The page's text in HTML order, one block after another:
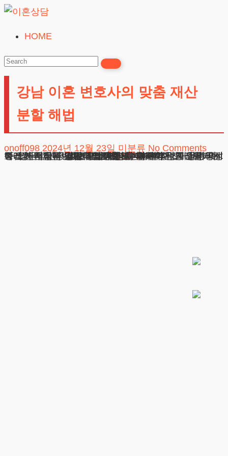
Skip
content
혼
상
HOME
강남 이혼 변호사의 맞춤 재산
분할 해법
onoff098 2024년 12월 23일 미분류 No Comments
강남 이혼 변호사의 맞춤 재산분할 해법 안녕하세요. 법무법인 테헤란 변호사입니다. 부부관계 정리 과정에서 가장 중요한 사안은 함께 일구어온 자산을 공정하게 분배하는 일입니다. 이는 현재 시점의 재물뿐 아니라 퇴직금과 같은 장래 수령할 권리까지도 포함되는 복잡한 문제입니다. 오늘은더보기
상호 : 법무법인 테헤란
사업자 : 589-86-01340
대표자 : 이수학
주소 : 서울시 강남구 테헤란로 420, KT선릉타워West 9층
광고책임변호사 : 이수학